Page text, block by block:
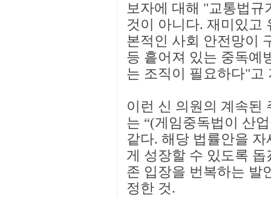
보자에 대해 "교통법규
것이 아니다. 재미있고
본적인 사회 안전망이
등 흩어져 있는 중독예
는 조직이 필요하다"고
이런 신 의원의 계속된
는 “(게임중독법이 산
같다. 해당 법률안을
게 성장할 수 있도록
존 입장을 번복하는 발
정한 것.